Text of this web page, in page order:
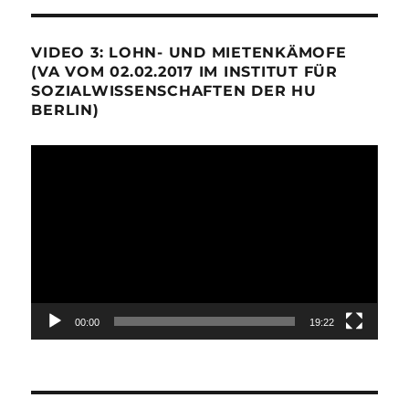
VIDEO 3: LOHN- UND MIETENKÄMOFE
(VA VOM 02.02.2017 IM INSTITUT FÜR
SOZIALWISSENSCHAFTEN DER HU
BERLIN)
00:00 19:22